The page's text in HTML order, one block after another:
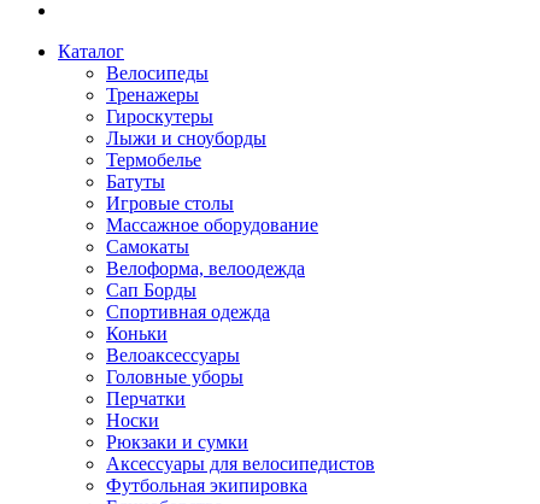
Каталог
Велосипеды
Тренажеры
Гироскутеры
Лыжи и сноуборды
Термобелье
Батуты
Игровые столы
Массажное оборудование
Самокаты
Велоформа, велоодежда
Сап Борды
Спортивная одежда
Коньки
Велоаксессуары
Головные уборы
Перчатки
Носки
Рюкзаки и сумки
Аксессуары для велосипедистов
Футбольная экипировка